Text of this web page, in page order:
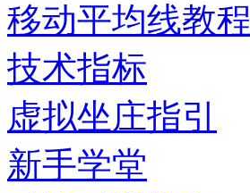
移动平均线教程
技术指标
虚拟坐庄指引
新手学堂